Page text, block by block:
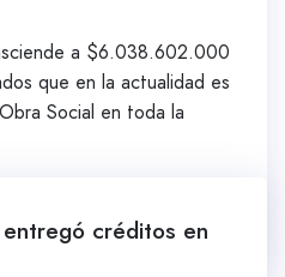
a $6.038.602.000
que en la actualidad es
Social en toda la
créditos en